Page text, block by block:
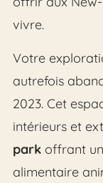
vivre.
Votre
autrefois
2023. Cet
intérieurs et
parkoffrant
alimentaire